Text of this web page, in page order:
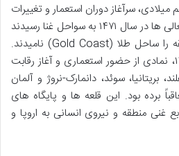
میلادی، سرآغاز دوران استعمار و تغییرات
عمیق در این سرزمین بود. پرتغالی ها در سال ۱۴۷۱ به سواحل غنا رسیدند
و در پی کشف طلا، این منطقه را ساحل طلا (Gold Coast) نامیدند.
ساخت قلعه المینا در سال ۱۴۸۲، نمادی از حضور استعماری و آغاز رقابت
بریتانیا، سوئد، دانمارک-نروژ و آلمان
برده بود. این قلعه ها و پایگاه های
غنی منطقه و نیروی انسانی به اروپا و